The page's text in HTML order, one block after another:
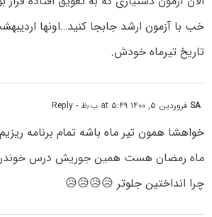
خب با آزمون ارشد جابجا کنید…اونها
تاریخ تیرماه خودش.
SA فروردین ۵, ۱۴۰۰ at ۵:۴۹ ب٫ظ - Reply
خواهشا همون تیر ماه باشه تمام برنامه
ماه رمضان هست همین جوریش درس
چرا انداختین جلوتر 😥😥😥😥